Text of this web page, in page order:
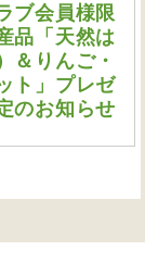
ブ会員様限
品「天然は
＆りんご・
ト」プレゼ
のお知らせ